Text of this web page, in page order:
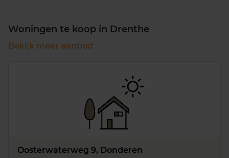
Woningen te koop in Drenthe
Bekijk meer aanbod
Oosterwaterweg 9, Donderen